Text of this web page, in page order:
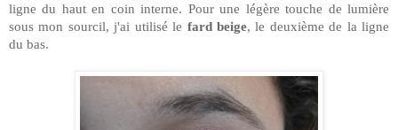
ligne du haut en coin interne. Pour une légère touche de lumière
sous mon sourcil, j'ai utilisé le fard beige, le deuxième de la ligne
du bas.